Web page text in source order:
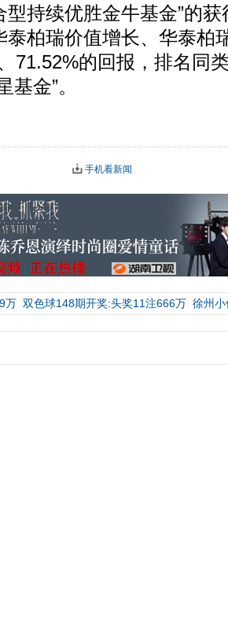
型持续优胜金牛基金”的
泰柏瑞价值增长、华泰柏
71.52%的回报，排名同
基金”。
手机看新闻
万 双色球148期开奖:头奖11注666万 徐州